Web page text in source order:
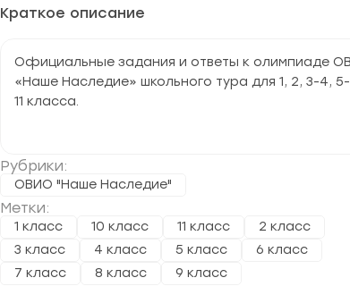
Краткое описание
Официальные задания и ответы к олимпиаде
«Наше Наследие» школьного тура для 1, 2, 3-4,
11 класса.
Рубрики:
ОВИО "Наше Наследие"
Метки:
1 класс 10 класс 11 класс
2 класс
3 класс
4 класс 5 класс
6 класс
7 класс
8 класс 9 класс